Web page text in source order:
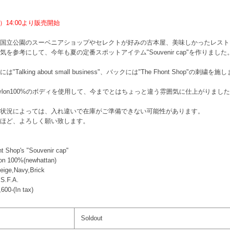
14:00より販売開始
立公園のスーベニアショップやセレクトが好みの古本屋、美味しかったレス
を参考にして、今年も夏の定番スポットアイテム"Souvenir cap"を作りました。
は"Talking about small business"、バックには"The Fhont Shop"の刺繍を施し
のボディを使用して、今までとはちょっと違う雰囲気に仕上がりました
況によっては、入れ違いで在庫がご準備できない可能性があります。
ど、よろしく願い致します。
Shop's "Souvenir cap"
100%(newhattan)
(In tax)
Soldout